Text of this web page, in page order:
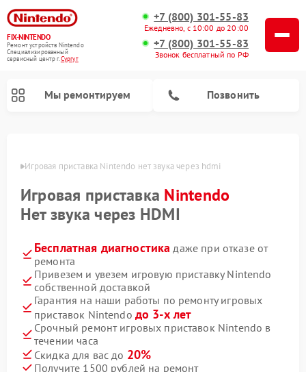
FIX-NINTENDO
Ремонт устройств Nintendo
Специализированный
cервисный центр г.Сургут
+7 (800) 301-55-83
Ежедневно, с 10:00 до 20:00
+7 (800) 301-55-83
Звонок бесплатный по РФ
Мы ремонтируем Позвонить
Игровая приставка Nintendo нет звука через hdmi
Игровая приставка Nintendo
Нет звука через HDMI
Бесплатная диагностика даже при отказе от
ремонта
Привезем и увезем игровую приставку Nintendo
собственной доставкой
Гарантия на наши работы по ремонту игровых
приставок Nintendo до 3-х лет
Срочный ремонт игровых приставок Nintendo в
течении часа
Скидка для вас до 20%
Получите 1500 рублей на ремонт